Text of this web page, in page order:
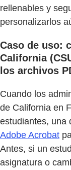
rellenables y
personalizarlos
Caso de uso:
California
los archivos
Cuando los
de California en
estudiantes, una
Adobe Acrobat
Antes, si un
asignatura o